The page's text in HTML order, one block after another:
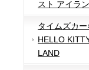
スト アイラ
タイムズカー
HELLO
LAND